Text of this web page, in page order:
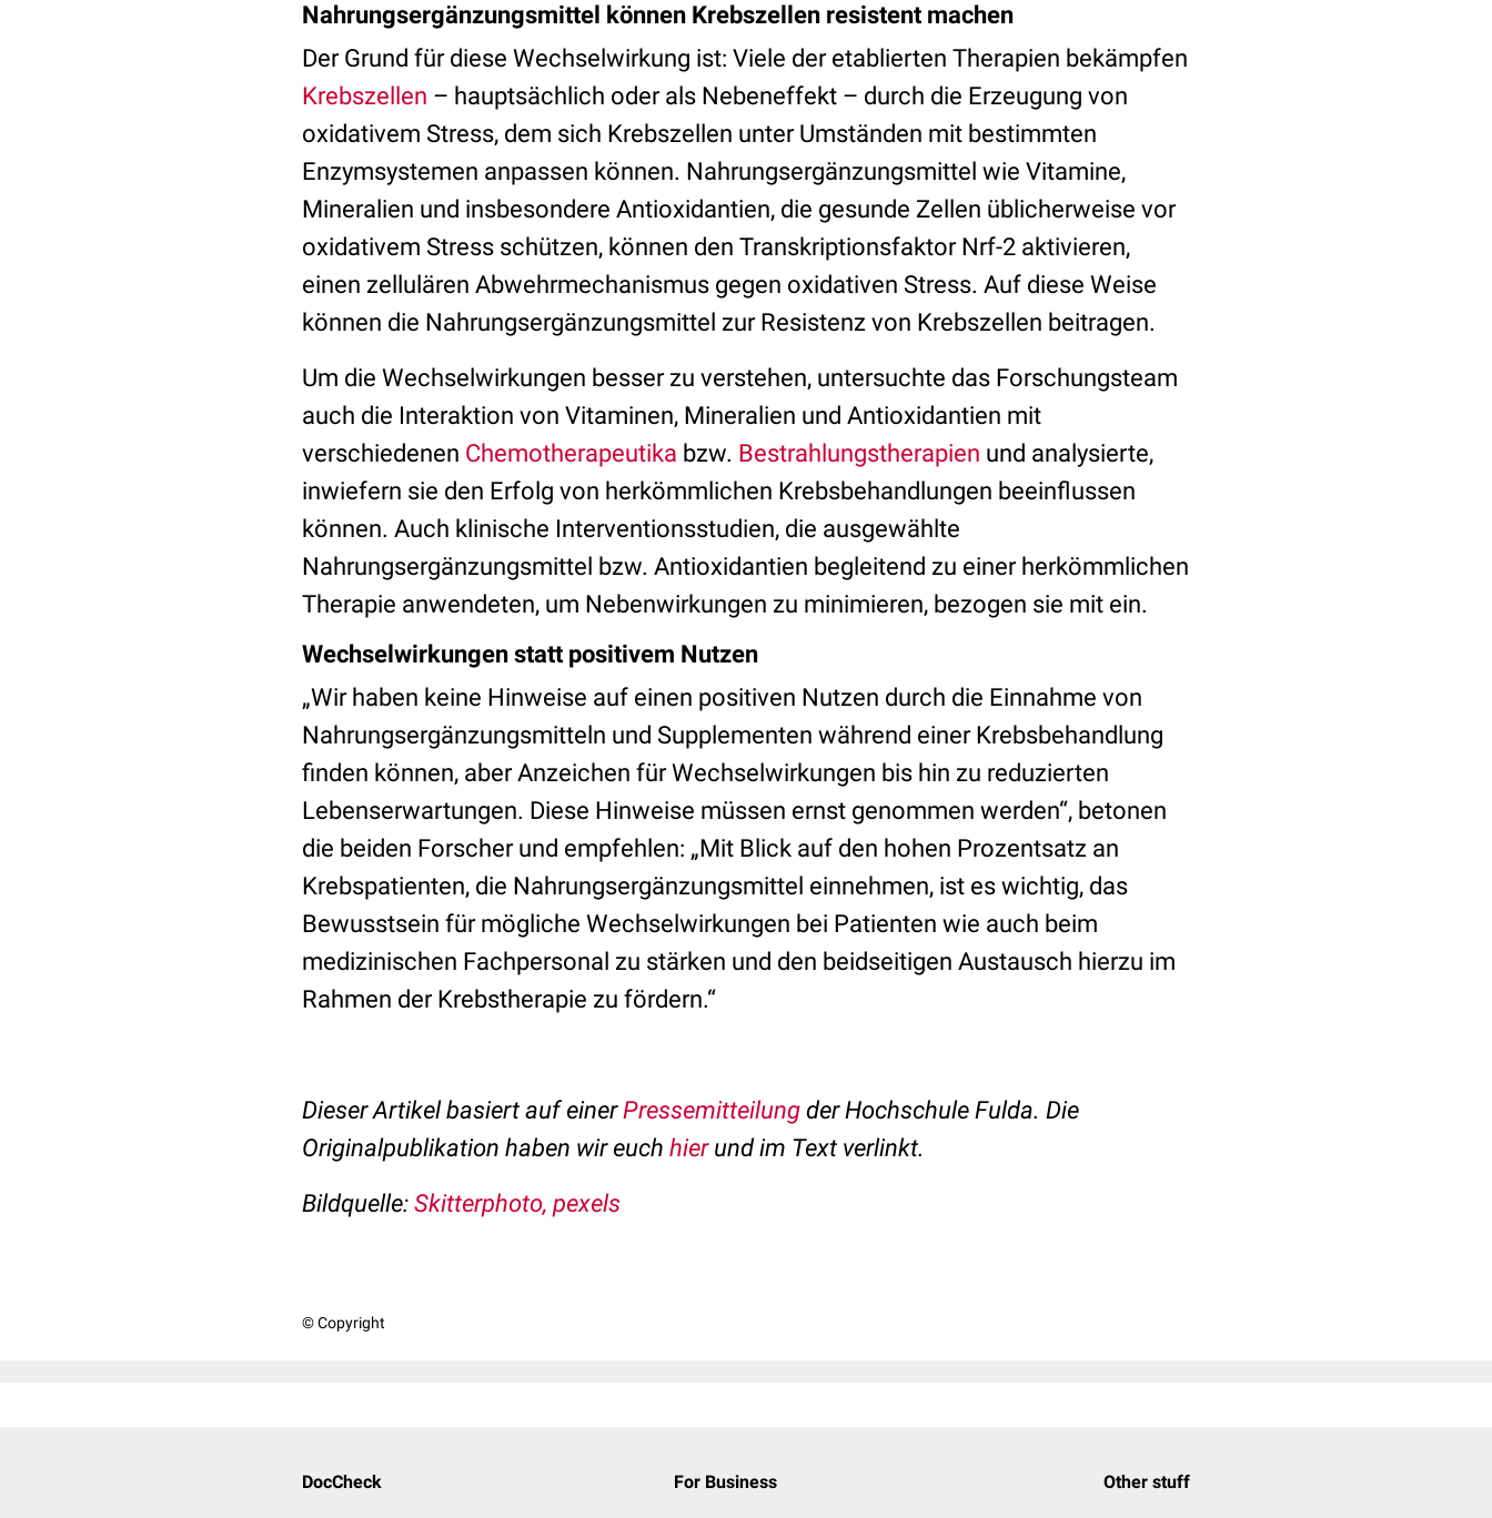
Nahrungsergänzungsmittel können Krebszellen resistent machen
Der Grund für diese Wechselwirkung ist: Viele der etablierten Therapien bekämpfen
Krebszellen – hauptsächlich oder als Nebeneffekt – durch die Erzeugung von
oxidativem Stress, dem sich Krebszellen unter Umständen mit bestimmten
Enzymsystemen anpassen können. Nahrungsergänzungsmittel wie Vitamine,
Mineralien und insbesondere Antioxidantien, die gesunde Zellen üblicherweise vor
oxidativem Stress schützen, können den Transkriptionsfaktor Nrf-2 aktivieren,
einen zellulären Abwehrmechanismus gegen oxidativen Stress. Auf diese Weise
können die Nahrungsergänzungsmittel zur Resistenz von Krebszellen beitragen.
Um die Wechselwirkungen besser zu verstehen, untersuchte das Forschungsteam
auch die Interaktion von Vitaminen, Mineralien und Antioxidantien mit
verschiedenen Chemotherapeutika bzw. Bestrahlungstherapien und analysierte,
inwiefern sie den Erfolg von herkömmlichen Krebsbehandlungen beeinflussen
können. Auch klinische Interventionsstudien, die ausgewählte
Nahrungsergänzungsmittel bzw. Antioxidantien begleitend zu einer herkömmlichen
Therapie anwendeten, um Nebenwirkungen zu minimieren, bezogen sie mit ein.
Wechselwirkungen statt positivem Nutzen
„Wir haben keine Hinweise auf einen positiven Nutzen durch die Einnahme von
Nahrungsergänzungsmitteln und Supplementen während einer Krebsbehandlung
finden können, aber Anzeichen für Wechselwirkungen bis hin zu reduzierten
Lebenserwartungen. Diese Hinweise müssen ernst genommen werden“, betonen
die beiden Forscher und empfehlen: „Mit Blick auf den hohen Prozentsatz an
Krebspatienten, die Nahrungsergänzungsmittel einnehmen, ist es wichtig, das
Bewusstsein für mögliche Wechselwirkungen bei Patienten wie auch beim
medizinischen Fachpersonal zu stärken und den beidseitigen Austausch hierzu im
Rahmen der Krebstherapie zu fördern.“
Dieser Artikel basiert auf einerPressemitteilung der Hochschule Fulda. Die
Originalpublikation haben wir euch hierund im Text verlinkt.
Bildquelle: Skitterphoto, pexels
© Copyright
DocCheck For Business Other stuff